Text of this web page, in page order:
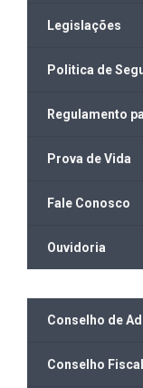
Legislações
Politica de
Regulamento
Prova de Vida
Fale Conosco
Ouvidoria
Conselho de
Conselho Fiscal